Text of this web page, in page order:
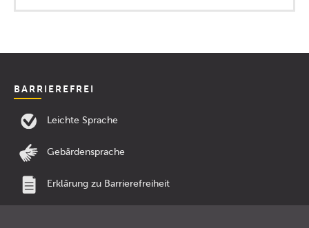
BARRIEREFREI
Leichte Sprache
Gebärdensprache
Erklärung zu Barrierefreiheit